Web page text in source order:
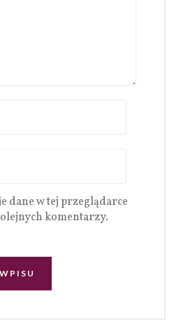
dane w tej przeglądarce
komentarzy.